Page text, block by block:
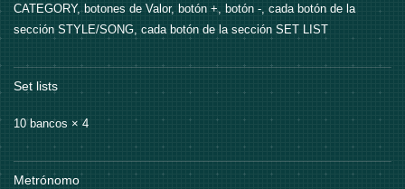
CATEGORY, botones de Valor, botón +, botón -, cada botón de la
sección STYLE/SONG, cada botón de la sección SET LIST
Set lists
10 bancos × 4
Metrónomo